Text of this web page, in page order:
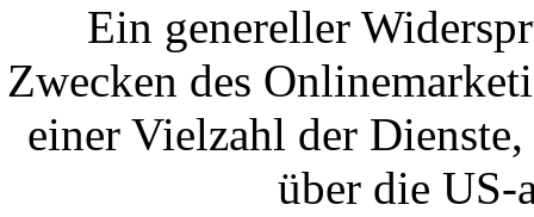
Ein genereller
Zwecken des
einer Vielzahl der
über die US-